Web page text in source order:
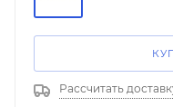
Рассчитать